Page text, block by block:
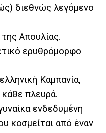
διεθνώς λεγόμενο
Απουλίας.
ερυθρόμορφο
Καμπανία,
πλευρά.
ενδεδυμένη
κοσμείται από έναν